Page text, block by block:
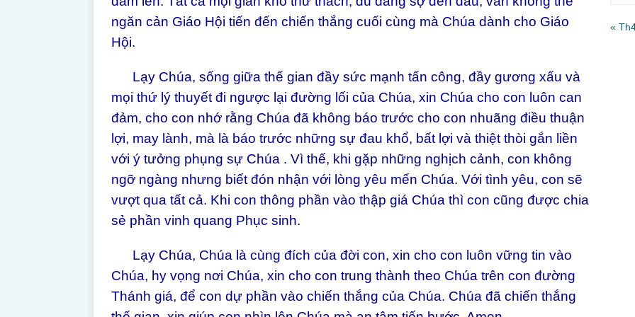
ngăn cản Giáo Hội tiến đến chiến thắng cuối cùng mà Chúa dành cho Giáo
Hội.
Lạy Chúa, sống giữa thế gian đầy sức mạnh tấn công, đầy gương xấu và
mọi thứ lý thuyết đi ngược lại đường lối của Chúa, xin Chúa cho con luôn can
đảm, cho con nhớ rằng Chúa đã không báo trước cho con nhuãng điều thuận
lợi, may lành, mà là báo trước những sự đau khổ, bất lợi và thiệt thòi gắn liền
với ý tưởng phụng sự Chúa . Vì thế, khi gặp những nghịch cảnh, con không
ngỡ ngàng nhưng biết đón nhận với lòng yêu mến Chúa. Với tình yêu, con sẽ
vượt qua tất cả. Khi con thông phần vào thập giá Chúa thì con cũng được chia
sẻ phần vinh quang Phục sinh.
Lạy Chúa, Chúa là cùng đích của đời con, xin cho con luôn vững tin vào
Chúa, hy vọng nơi Chúa, xin cho con trung thành theo Chúa trên con đường
Thánh giá, để con dự phần vào chiến thắng của Chúa. Chúa đã chiến thắng
«